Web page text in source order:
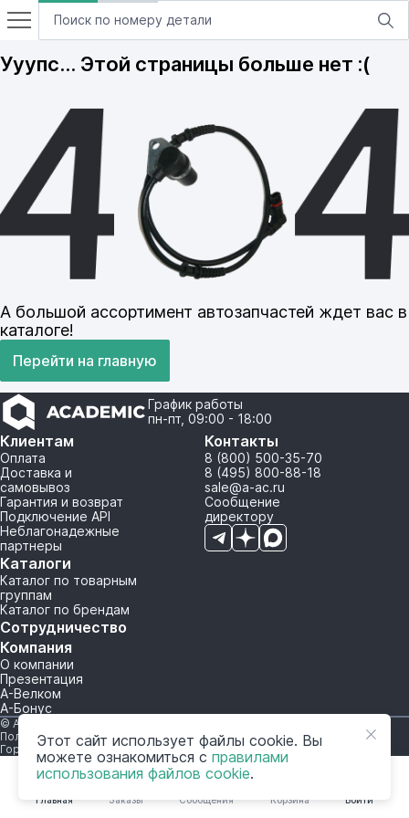
Главная Войти
Заказы Сообщения Корзина
Ууупс… Этой страницы больше нет :(
А большой ассортимент автозапчастей ждет вас в
каталоге!
Перейти на главную
График работы
пн-пт, 09:00 - 18:00
Клиентам
Оплата
Доставка и
самовывоз
Гарантия и возврат
Подключение API
Неблагонадежные
партнеры
Каталоги
Каталог по товарным
группам
Каталог по брендам
Сотрудничество
Компания
О компании
Презентация
А-Велком
А-Бонус
Контакты
8 (800) 500-35-70
8 (495) 800-88-18
sale@a-ac.ru
Сообщение
директору
© A-AC.RU 2015-2026. Все права защищены.
Политика обработки персональных данных
Горячая линия корпоративного регулирования и контроля
Этот сайт использует файлы cookie. Вы
можете ознакомиться с правилами
использования файлов cookie.